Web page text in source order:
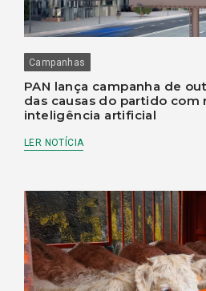
Campanhas
PAN lança campanha de
das causas do partido com
inteligência artificial
LER NOTÍCIA